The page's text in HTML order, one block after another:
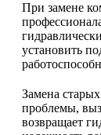
При замене
установить
Замена
проблемы,
возвращает